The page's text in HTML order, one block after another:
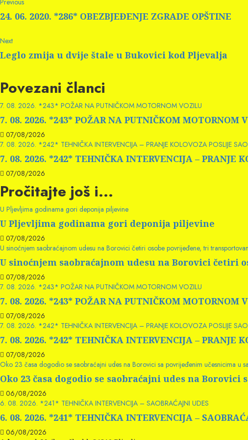
Continue
Reading
Previous
post:
24. 06. 2020. *286* OBEZBJEĐENJE ZGRADE OPŠTINE
NextNext
post:
Leglo zmija u dvije štale u Bukovici kod Pljevalja
Povezani članci
7. 08. 2026. *243* POŽAR NA PUTNIČKOM MOTORNOM VOZILU
7. 08. 2026. *243* POŽAR NA PUTNIČKOM MOTORNOM
07/08/2026
7. 08. 2026. *242* TEHNIČKA INTERVENCIJA – PRANJE KOLOVOZA POSLIJE
7. 08. 2026. *242* TEHNIČKA INTERVENCIJA – PRANJE
07/08/2026
Pročitajte još i...
U Pljevljima godinama gori deponija piljevine
U Pljevljima godinama gori deponija piljevine
07/08/2026
U sinoćnjem saobraćajnom udesu na Borovici četiri osobe povrijeđene, tri
U sinoćnjem saobraćajnom udesu na Borovici
07/08/2026
7. 08. 2026. *243* POŽAR NA PUTNIČKOM MOTORNOM VOZILU
7. 08. 2026. *243* POŽAR NA PUTNIČKOM MOTORNOM
07/08/2026
7. 08. 2026. *242* TEHNIČKA INTERVENCIJA – PRANJE KOLOVOZA POSLIJE
7. 08. 2026. *242* TEHNIČKA INTERVENCIJA – PRANJE
07/08/2026
Oko 23 časa dogodio se saobraćajni udes na Borovici sa povrijeđenim učesnicima u
Oko 23 časa dogodio se saobraćajni udes na
06/08/2026
6. 08. 2026. *241* TEHNIČKA INTERVENCIJA – SAOBRAĆAJNI UDES
6. 08. 2026. *241* TEHNIČKA INTERVENCIJA –
06/08/2026